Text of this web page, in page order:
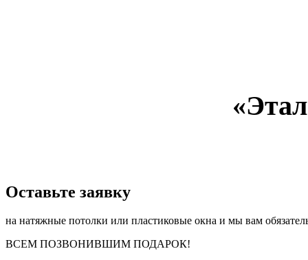
­Оставьте заявку
на натяжные потолки или пластиковые окна и мы вам
ВСЕМ ПОЗВОНИВШИМ ПОДАРОК!